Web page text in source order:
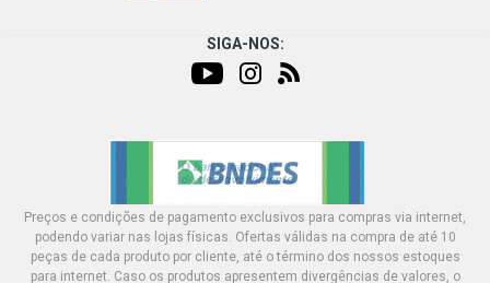
SIGA-NOS:
Preços e condições de pagamento exclusivos para compras via internet,
podendo variar nas lojas físicas. Ofertas válidas na compra de até 10
peças de cada produto por cliente, até o término dos nossos estoques
para internet. Caso os produtos apresentem divergências de valores, o